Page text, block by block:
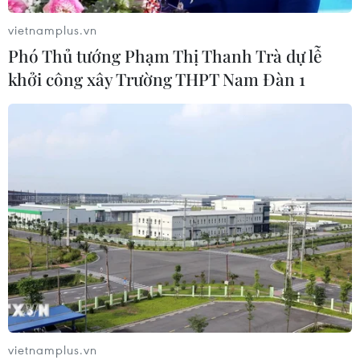
lộ 30 sau phản ánh của TTXVN
06/08/2026 09:42
Hà Nội tăng tốc thi công
Đồng Nai yêu cầu đẩy nhanh tiến độ
dự án kết nối vùng, sân bay Long
Thành
06/08/2026 09:05
Cầu Đắk Lung sập sau cú
vietnamplus.vn
Phó Thủ tướng Phạm Thị Thanh Trà dự lễ
khởi công xây Trường THPT Nam Đàn 1
vietnamplus.vn